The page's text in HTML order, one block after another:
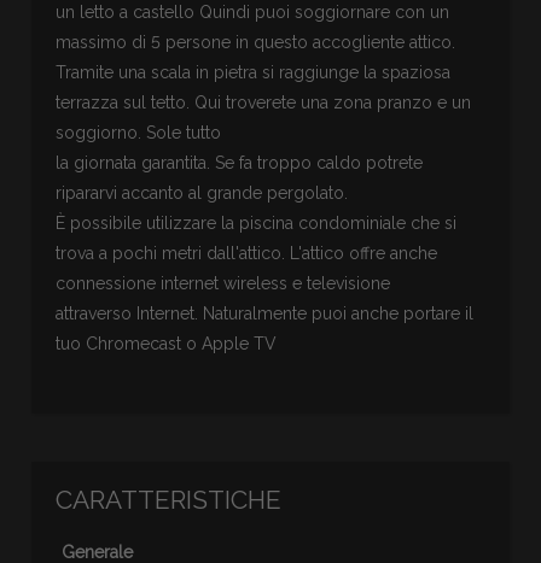
un letto a castello Quindi puoi soggiornare con un
massimo di 5 persone in questo accogliente attico.
Tramite una scala in pietra si raggiunge la spaziosa
terrazza sul tetto. Qui troverete una zona pranzo e un
soggiorno. Sole tutto
la giornata garantita. Se fa troppo caldo potrete
ripararvi accanto al grande pergolato.
È possibile utilizzare la piscina condominiale che si
trova a pochi metri dall'attico. L'attico offre anche
connessione internet wireless e televisione
attraverso Internet. Naturalmente puoi anche portare il
tuo Chromecast o Apple TV
CARATTERISTICHE
Generale